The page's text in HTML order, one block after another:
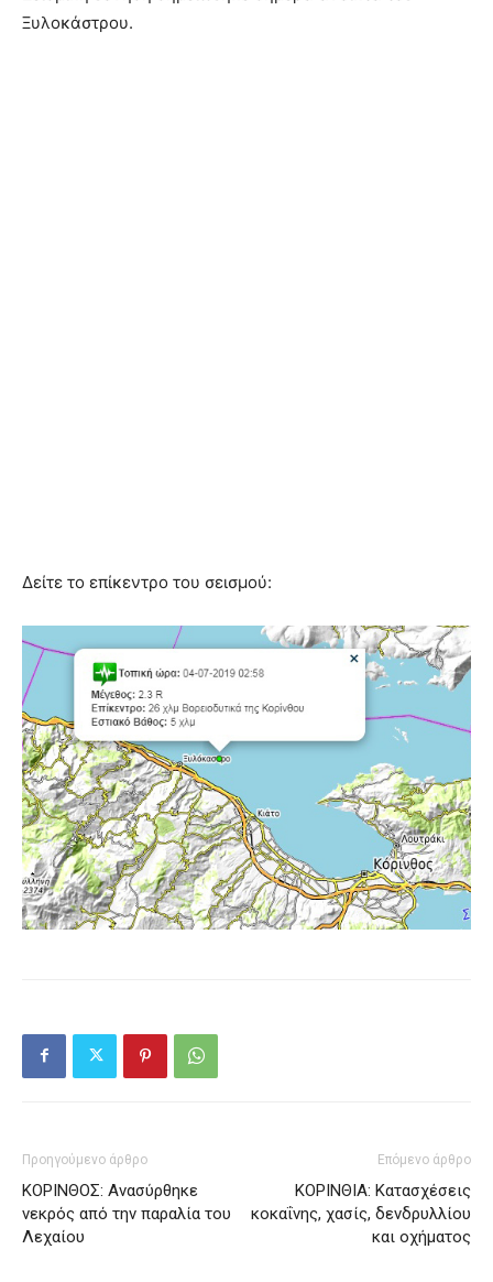
Ξυλοκάστρου.
Δείτε το επίκεντρο του σεισμού:
Προηγούμενο άρθρο
ΚΟΡΙΝΘΟΣ: Ανασύρθηκε
νεκρός από την παραλία του
Λεχαίου
Επόμενο άρθρο
ΚΟΡΙΝΘΙΑ: Κατασχέσεις
κοκαΐνης, χασίς, δενδρυλλίου
και οχήματος